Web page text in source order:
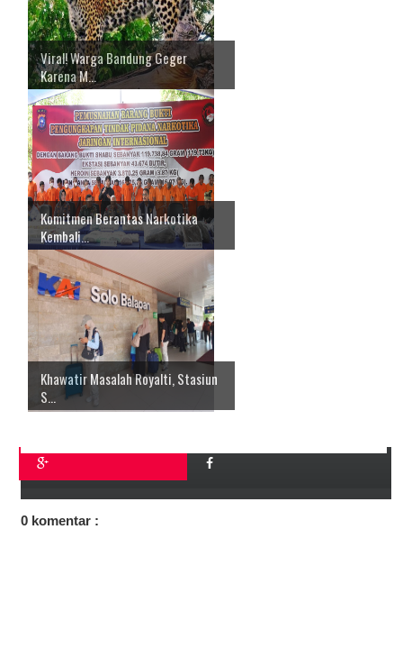
Viral! Warga Bandung Geger
Karena M...
Komitmen Berantas Narkotika
Kembali...
Khawatir Masalah Royalti, Stasiun
S...
0 komentar :